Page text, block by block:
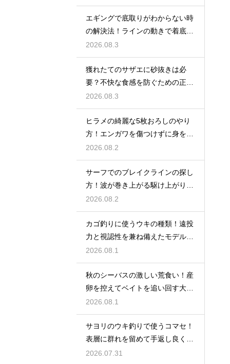
エギングで底取りがわからない時
の解決法！ラインの動きで着底を
見極める
2026.08.3
獲れたてのサザエに砂抜きは必
要？不快な食感を防ぐための正し
い下処理
2026.08.3
ヒラメの綺麗な5枚おろしのやり
方！エンガワを傷つけずに身を剥
がす
2026.08.2
サーフでのブレイクラインの探し
方！波が巻き上がる駆け上がりを
狙う
2026.08.2
カゴ釣りに使うウキの種類！遠投
力と視認性を兼ね備えたモデルの
選び方
2026.08.1
秋のシーバスの激しい荒食い！産
卵を控えてベイトを追い回す大型
を狙い撃つ
2026.08.1
サヨリのウキ釣りで使うコマセ！
表層に群れを留めて手返し良く釣
るコツ
2026.07.31